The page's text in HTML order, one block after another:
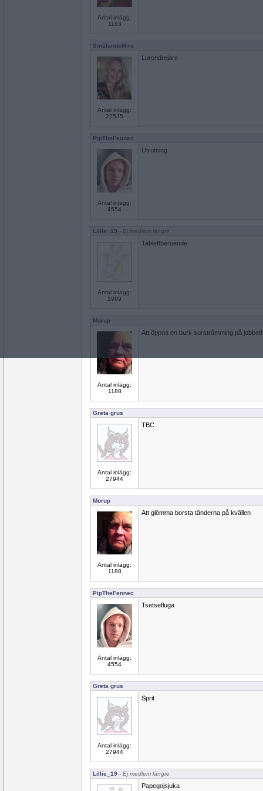
Antal inlägg:
1163
SmålandsMira
Antal inlägg:
22535
Lurendrejare
PipTheFennec
Antal inlägg:
4554
Utrotning
Lillie_19 - Ej medlem längre
Antal inlägg:
1999
Tablettberoende
Morup
Antal inlägg:
1188
Att öppna en burk surströmming på jobbet!
Greta grus
Antal inlägg:
27944
TBC
Morup
Antal inlägg:
1188
Att glömma borsta tänderna på kvällen
PipTheFennec
Antal inlägg:
4554
Tsetsefluga
Greta grus
Antal inlägg:
27944
Sprit
Lillie_19 - Ej medlem längre
Papegojsjuka